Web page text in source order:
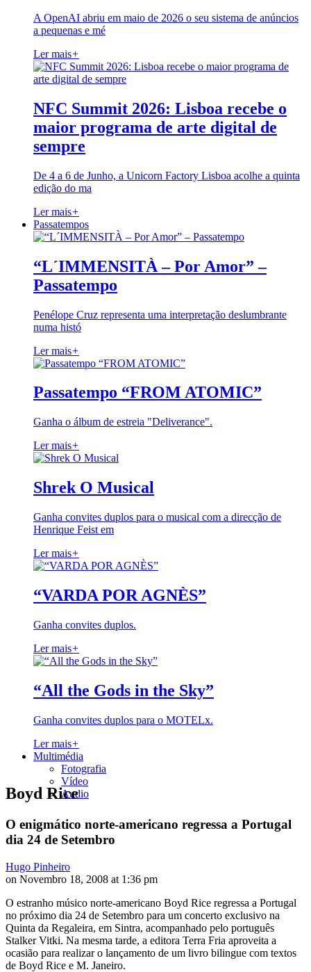
A OpenAI abriu em maio de 2026 o seu sistema de anúncios
a pequenas e mé
Ler mais+
NFC Summit 2026: Lisboa recebe o
maior programa de arte digital de
sempre
De 4 a 6 de Junho, a Unicorn Factory Lisboa acolhe a quinta
edição do ma
Ler mais+
Passatempos
“L´IMMENSITÀ – Por Amor” –
Passatempo
Penélope Cruz representa uma interpretação deslumbrante
numa histó
Ler mais+
Passatempo “FROM ATOMIC”
Ganha o álbum de estreia "Deliverance".
Ler mais+
Shrek O Musical
Ganha convites duplos para o musical com a direcção de
Henrique Feist em
Ler mais+
“VARDA POR AGNÈS”
Ganha convites duplos.
Ler mais+
“All the Gods in the Sky”
Ganha convites duplos para o MOTELx.
Ler mais+
Multimédia
Fotografia
Vídeo
Audio
Boyd Rice
O enigmático norte-americano regressa a Portugal
dia 24 de Setembro
Hugo Pinheiro
on Novembro 18, 2008 at 1:36 pm
O estranho músico norte-americano Boyd Rice regressa a Portugal
no próximo dia 24 de Setembro para um concerto exclusivo na
Quinta da Regaleira, em Sintra, acompanhado pelo português
Stalker Vitki. Na mesma tarde, a editora Terra Fria aproveita a
ocasião para realizar o lançamento de um livro bilingue com textos
de Boyd Rice e M. Janeiro.